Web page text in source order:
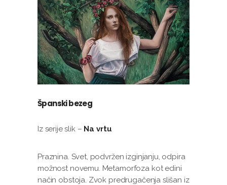
Španski bezeg
Iz serije slik – Na vrtu
Praznina. Svet, podvržen izginjanju, odpira
možnost novemu. Metamorfoza kot edini
način obstoja. Zvok predrugačenja slišan iz